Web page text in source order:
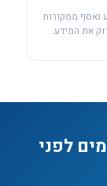
נאסף ממקורות
את המידע.
לפני